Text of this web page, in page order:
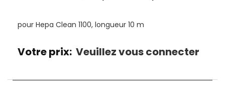
pour Hepa Clean 1100, longueur 10 m
Votre prix: Veuillez vous connecter